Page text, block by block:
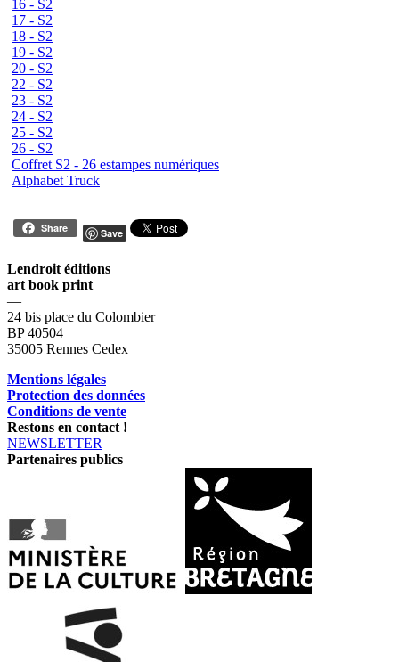
16 - S2
17 - S2
18 - S2
19 - S2
20 - S2
22 - S2
23 - S2
24 - S2
25 - S2
26 - S2
Coffret S2 - 26 estampes numériques
Alphabet Truck
Share Save
Lendroit éditions
art book print
—
24 bis place du Colombier
BP 40504
35005 Rennes Cedex
Mentions légales
Protection des données
Conditions de vente
Restons en contact !
NEWSLETTER
Partenaires publics